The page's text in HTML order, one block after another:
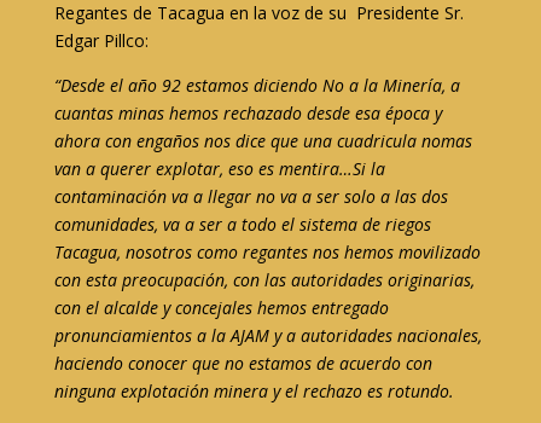
Regantes de Tacagua en la voz de su Presidente Sr.
Edgar Pillco:
“Desde el año 92 estamos diciendo No a la Minería, a
cuantas minas hemos rechazado desde esa época y
ahora con engaños nos dice que una cuadricula nomas
van a querer explotar, eso es mentira…Si la
contaminación va a llegar no va a ser solo a las dos
comunidades, va a ser a todo el sistema de riegos
Tacagua, nosotros como regantes nos hemos movilizado
con esta preocupación, con las autoridades originarias,
con el alcalde y concejales hemos entregado
pronunciamientos a la AJAM y a autoridades nacionales,
haciendo conocer que no estamos de acuerdo con
ninguna explotación minera y el rechazo es rotundo.